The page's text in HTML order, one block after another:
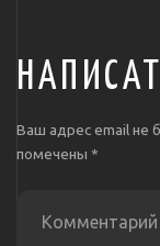
Ваш адрес email не
помечены *